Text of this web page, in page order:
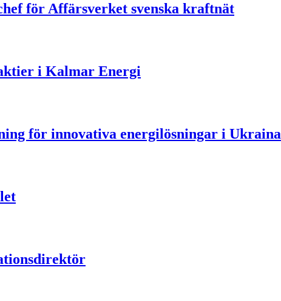
för Affärsverket svenska kraftnät
i Kalmar Energi
för innovativa energilösningar i Ukraina